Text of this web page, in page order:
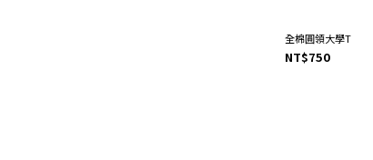
全棉圓領大學T
NT$750